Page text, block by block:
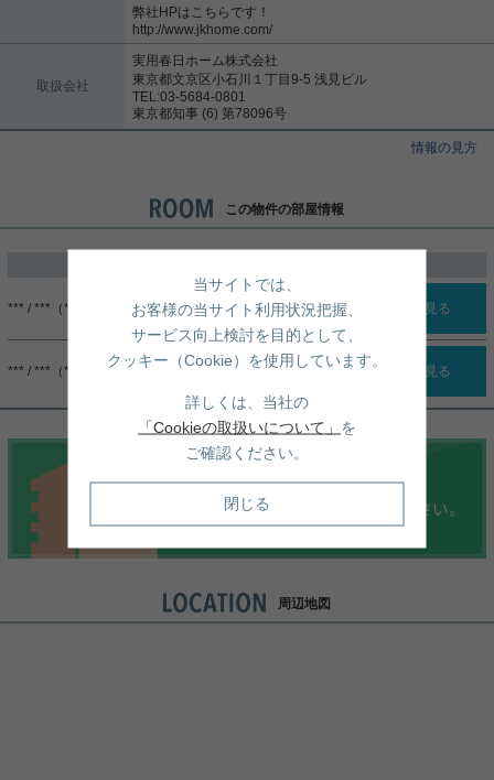
弊社HPはこちらです！
http://www.jkhome.com/
取扱会社
実用春日ホーム株式会社
東京都文京区小石川１丁目9-5 浅見ビル
TEL:03-5684-0801
東京都知事 (6) 第78096号
情報の見方
この物件の部屋情報
*** / ***（***） 詳細を見る
*** / ***（***） 詳細を見る
周辺地図
当サイトでは、
お客様の当サイト利用状況把握、
サービス向上検討を目的として、
クッキー（Cookie）を使用しています。
詳しくは、当社の
「Cookieの取扱いについて」 を
ご確認ください。
閉じる